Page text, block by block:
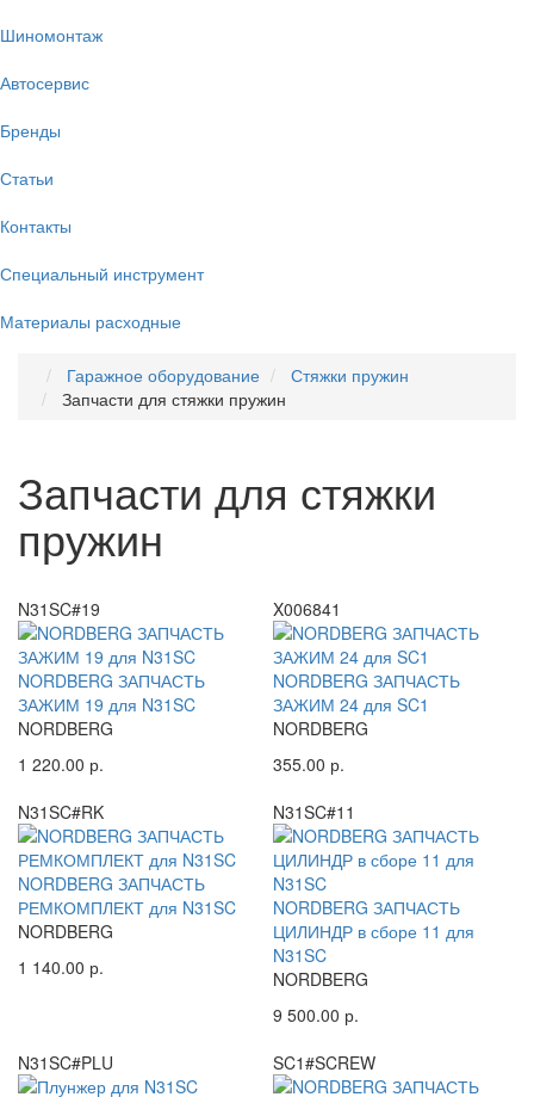
Шиномонтаж
Автосервис
Бренды
Статьи
Контакты
Специальный инструмент
Материалы расходные
Гаражное оборудование
Стяжки пружин
Запчасти для стяжки пружин
Запчасти для стяжки
пружин
N31SC#19
NORDBERG ЗАПЧАСТЬ
ЗАЖИМ 19 для N31SC
NORDBERG
1 220.00 р.
X006841
NORDBERG ЗАПЧАСТЬ
ЗАЖИМ 24 для SC1
NORDBERG
355.00 р.
N31SC#RK
NORDBERG ЗАПЧАСТЬ
РЕМКОМПЛЕКТ для N31SC
NORDBERG
1 140.00 р.
N31SC#11
NORDBERG ЗАПЧАСТЬ
ЦИЛИНДР в сборе 11 для
N31SC
NORDBERG
9 500.00 р.
N31SC#PLU
SC1#SCREW